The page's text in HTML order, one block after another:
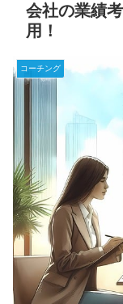
会社の業績
用！
コーチング